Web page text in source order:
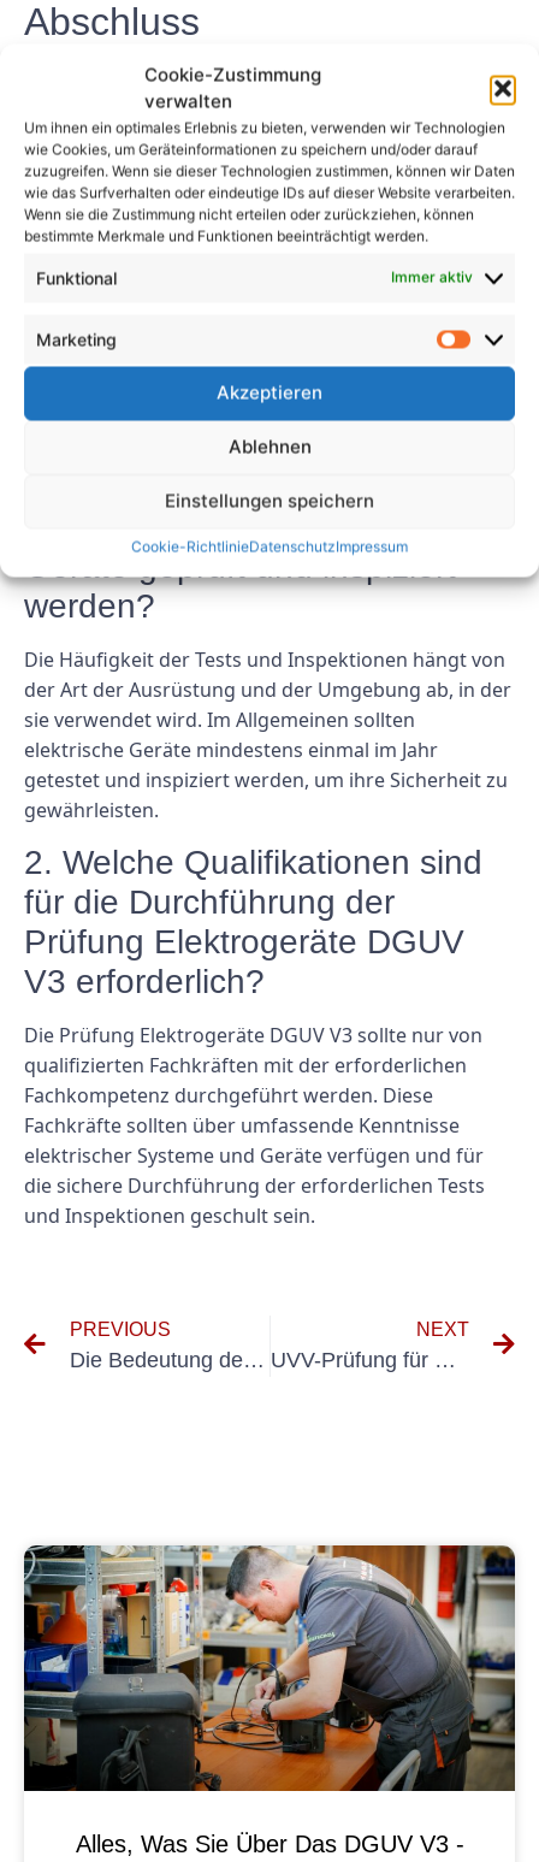
Cookie-Zustimmung
verwalten
Um ihnen ein optimales Erlebnis zu bieten, verwenden wir Technologien
wie Cookies, um Geräteinformationen zu speichern und/oder darauf
zuzugreifen. Wenn sie dieser Technologien zustimmen, können wir Daten
wie das Surfverhalten oder eindeutige IDs auf dieser Website verarbeiten.
Wenn sie die Zustimmung nicht erteilen oder zurückziehen, können
bestimmte Merkmale und Funktionen beeinträchtigt werden.
Funktional Immer aktiv
Marketing
Akzeptieren
Ablehnen
Einstellungen speichern
Cookie-RichtlinieDatenschutzImpressum
Abschluss
Die Prüfung Elektrogeräte DGUV V3 ist ein
wesentlicher Aspekt der Arbeitssicherheit,
insbesondere in Umgebungen, in denen elektrische
Geräte verwendet werden. Durch die regelmäßige
Prüfung und Inspektion elektrischer Geräte können
Arbeitgeber Unfälle verhindern, gesetzliche
erkennen, bevor sie zu ernsthaften Problemen
Arbeitsplatz Priorität einzuräumen, um die
Arbeitnehmer zu schützen und kostspielige Unfälle
zu verhindern.
Geräte geprüft und inspiziert
werden?
Die Häufigkeit der Tests und Inspektionen hängt von
der Art der Ausrüstung und der Umgebung ab, in der
sie verwendet wird. Im Allgemeinen sollten
elektrische Geräte mindestens einmal im Jahr
getestet und inspiziert werden, um ihre Sicherheit zu
gewährleisten.
2. Welche Qualifikationen sind
für die Durchführung der
Prüfung Elektrogeräte DGUV
V3 erforderlich?
Die Prüfung Elektrogeräte DGUV V3 sollte nur von
qualifizierten Fachkräften mit der erforderlichen
Fachkompetenz durchgeführt werden. Diese
Fachkräfte sollten über umfassende Kenntnisse
elektrischer Systeme und Geräte verfügen und für
die sichere Durchführung der erforderlichen Tests
und Inspektionen geschult sein.
PREVIOUS
Die Bedeutung der Prüfung Elektrischer Betriebsmittel: Gewährleistung der Sicherheit am Arbeitsplatz
NEXT
UVV-Prüfung für Neufahrzeuge verstehen: Ein Leitfaden für Autobesitzer
Alles, Was Sie Über Das DGUV V3 -